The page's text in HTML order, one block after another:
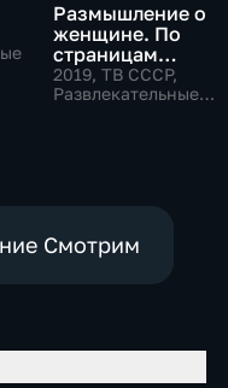
Размышление о
женщине. По
страницам
советского
телевидения
2019, ТВ СССР,
Развлекательные,
Смотрим